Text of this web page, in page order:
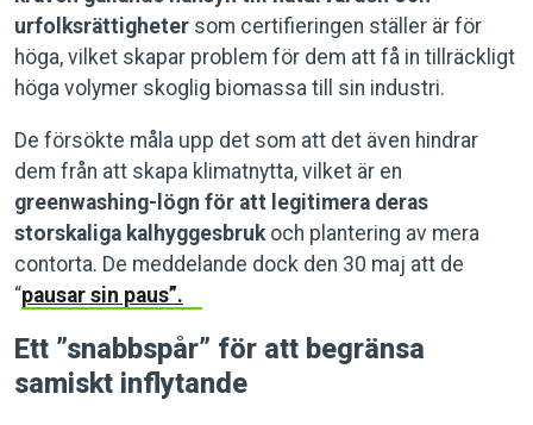
urfolksrättigheter som certifieringen ställer är för
höga, vilket skapar problem för dem att få in tillräckligt
höga volymer skoglig biomassa till sin industri.
De försökte måla upp det som att det även hindrar
dem från att skapa klimatnytta, vilket är en
greenwashing-lögn för att legitimera deras
storskaliga kalhyggesbruk och plantering av mera
contorta. De meddelande dock den 30 maj att de
“pausar sin paus”.
Ett ”snabbspår” för att begränsa
samiskt inflytande